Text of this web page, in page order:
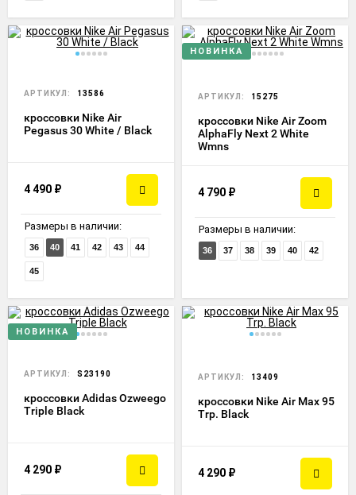
АРТИКУЛ: 13586
кроссовки Nike Air
Pegasus 30 White / Black
4 490 ₽
Размеры в наличии:
36 40 41 42 43 44
45
НОВИНКА
АРТИКУЛ: 15275
кроссовки Nike Air Zoom
AlphaFly Next 2 White
Wmns
4 790 ₽
Размеры в наличии:
36 37 38 39 40 42
НОВИНКА
АРТИКУЛ: S23190
кроссовки Adidas Ozweego
Triple Black
4 290 ₽
АРТИКУЛ: 13409
кроссовки Nike Air Max 95
Trp. Black
4 290 ₽